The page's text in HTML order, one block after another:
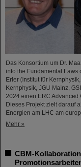
Das Konsortium um Dr.
into the Fundamental Laws
Erler (Institut für
Kernphysik, JGU Mainz,
2024 einen ERC Advanced
Dieses Projekt zielt darauf
Energien am LHC am
Mehr »
CBM-